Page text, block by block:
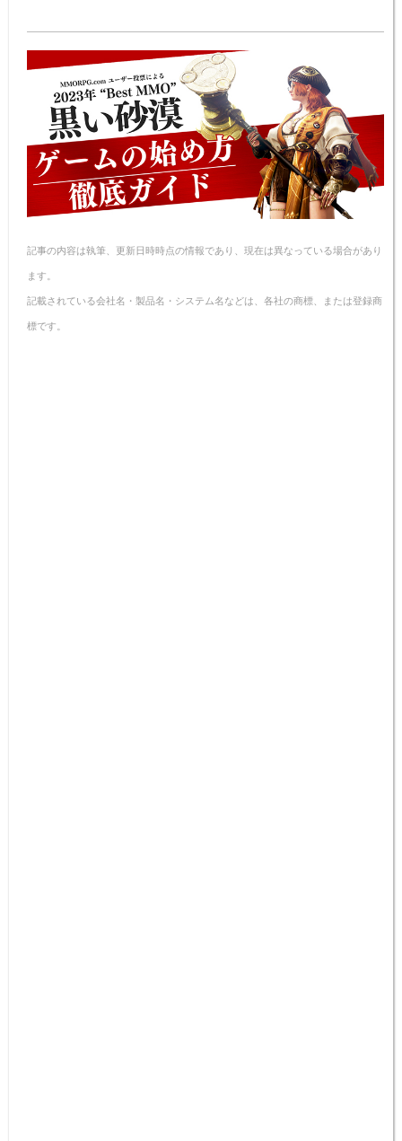
o
k
k
記事の内容は執筆、更新日時時点の情報であり、現在は異なっている場合があり
ます。
記載されている会社名・製品名・システム名などは、各社の商標、または登録商
標です。